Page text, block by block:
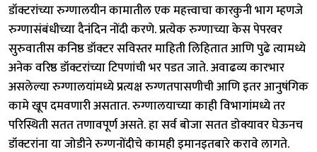
डॉक्टरांच्या रुग्णालयीन कामातील एक महत्त्वाचा कारकुनी भाग म्हणजे
रुग्णासंबंधीच्या दैनंदिन नोंदी करणे. प्रत्येक रुग्णाच्या केस पेपरवर
सुरुवातीस कनिष्ठ डॉक्टर सविस्तर माहिती लिहितात आणि पुढे त्यामध्ये
अनेक वरिष्ठ डॉक्टरांच्या टिपणांची भर पडत जाते. अवाढव्य कारभार
असलेल्या रुग्णालयांमध्ये प्रत्यक्ष रुग्णतपासणीची आणि इतर आनुषंगिक
कामे खूप दमवणारी असतात. रुग्णालयाच्या काही विभागांमध्ये तर
परिस्थिती सतत तणावपूर्ण असते. हा सर्व बोजा सतत डोक्यावर घेऊनच
डॉक्टरांना या जोडीने रुग्णनोंदीचे कामही इमानइतबारे करावे लागते.